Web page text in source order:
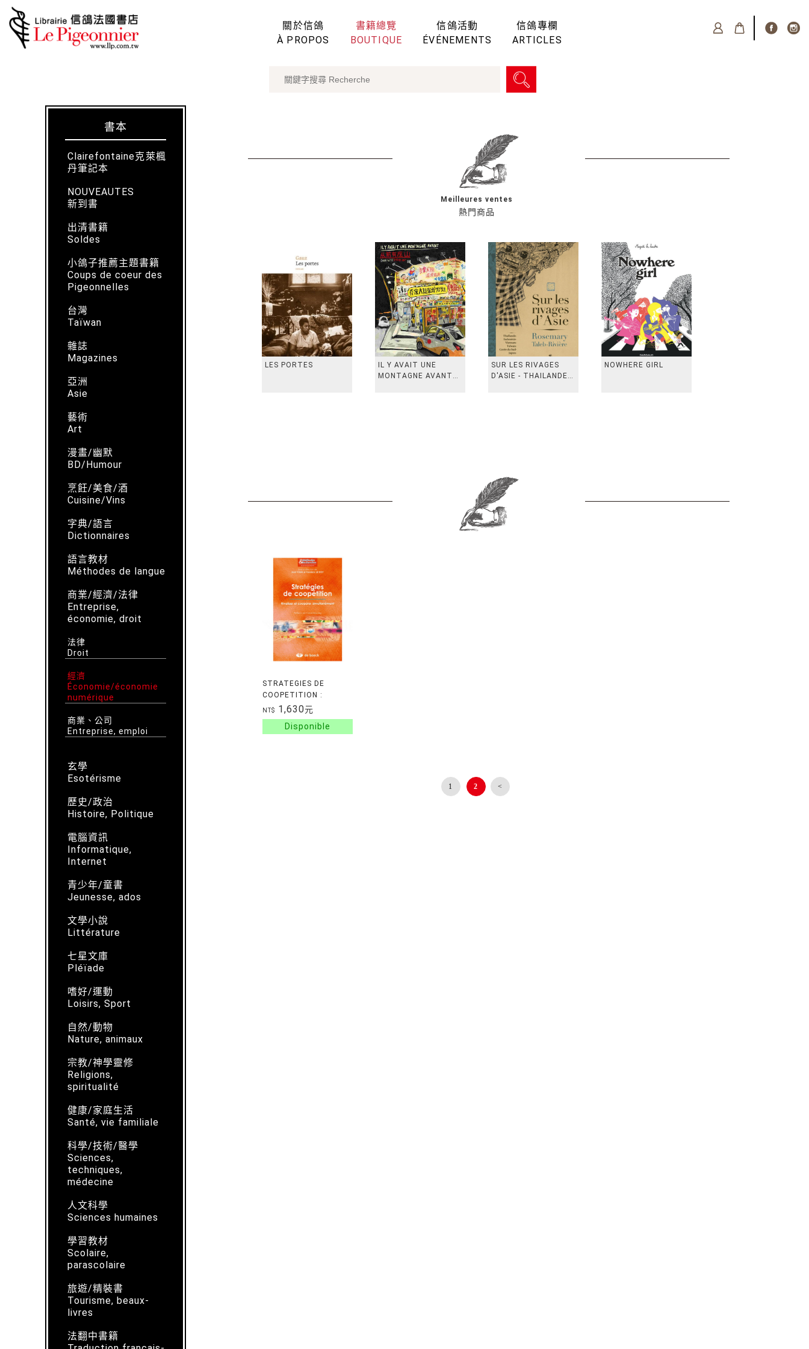
關於信鴿
À PROPOS
書籍總覽
BOUTIQUE
信鴿活動
ÉVÉNEMENTS
信鴿專欄
ARTICLES
書本
Clairefontaine克萊楓
丹筆記本
NOUVEAUTES
新到書
出清書籍
Soldes
小鴿子推薦主題書籍
Coups de coeur des
Pigeonnelles
台灣
Taïwan
雜誌
Magazines
亞洲
Asie
藝術
Art
漫畫/幽默
BD/Humour
烹飪/美食/酒
Cuisine/Vins
字典/語言
Dictionnaires
語言教材
Méthodes de langue
商業/經濟/法律
Entreprise,
économie, droit
法律
Droit
經濟
Économie/économie
numérique
商業、公司
Entreprise, emploi
玄學
Esotérisme
歷史/政治
Histoire, Politique
電腦資訊
Informatique,
Internet
青少年/童書
Jeunesse, ados
文學小說
Littérature
七星文庫
Pléïade
嗜好/運動
Loisirs, Sport
自然/動物
Nature, animaux
宗教/神學靈修
Religions,
spiritualité
健康/家庭生活
Santé, vie familiale
科學/技術/醫學
Sciences,
techniques,
médecine
人文科學
Sciences humaines
學習教材
Scolaire,
parascolaire
旅遊/精裝書
Tourisme, beaux-
livres
法翻中書籍
熱門商品
Meilleures ventes
LES PORTES
IL Y AVAIT UNE
MONTAGNE AVANT
SUR LES RIVAGES
D'ASIE - THAILANDE,
NOWHERE GIRL
STRATEGIES DE
COOPETITION :
RIVALISER ET
COOPERER
SIMULTANEMENT
NT$ 1,630元
1 2 <